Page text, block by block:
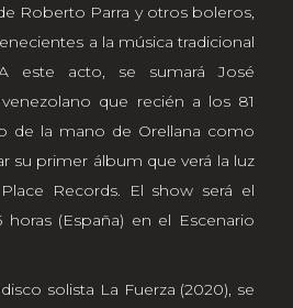
Roberto Parra y otros boleros,
a la música tradicional
A este acto, se sumará José
que recién a los 81
de la mano de Orellana como
su primer álbum que verá la luz
Records. El show será el
horas (España) en el Escenario
solista La Fuerza (2020), se